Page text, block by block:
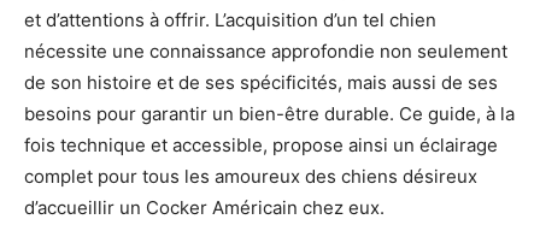
et d’attentions à offrir. L’acquisition d’un tel chien
nécessite une connaissance approfondie non seulement
de son histoire et de ses spécificités, mais aussi de ses
besoins pour garantir un bien-être durable. Ce guide, à la
fois technique et accessible, propose ainsi un éclairage
complet pour tous les amoureux des chiens désireux
d’accueillir un Cocker Américain chez eux.